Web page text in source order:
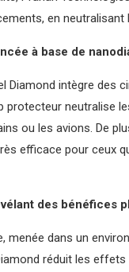
en
à base de
Diamond intègre des
protecteur neutralise
ou les avions. De
efficace pour ceux
des bénéfices
menée dans un
réduit les